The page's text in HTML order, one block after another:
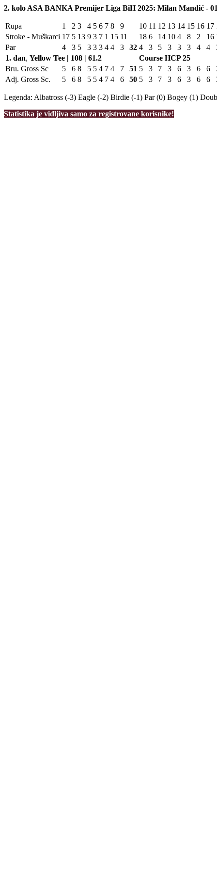
2. kolo ASA BANKA Premijer Liga BiH 2025: Milan Mandić -
Rupa 1 2 3 4 5 6 7 8 9 10 11 12 13 14 15 16 17
Stroke - Muškarci 17 5 13 9 3 7 1 15 11 18 6 14 10 4 8 2 16
Par
4 3 5 3 3 3 4 4 3 32 4 3 5 3 3 3 4 4
1. dan, Yellow Tee | 108 | 61.2 Course HCP25
Bru. Gross Sc
5 6 8 5 5 4 7 4 7 51 5 3 7 3 6 3 6 6
Adj. Gross Sc.
5 6 8 5 5 4 7 4 6 50 5 3 7 3 6 3 6 6
Legenda: Albatross (-3) Eagle (-2) Birdie (-1) Par (0) Bogey (1)
Statistika je vidljiva samo za registrovane korisnike!